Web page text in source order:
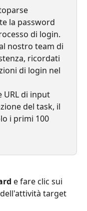
la password
di login.
nostro team di
ricordati
di login nel
URL di input
del task, il
i primi 100
e fare clic sui
dell'attività target